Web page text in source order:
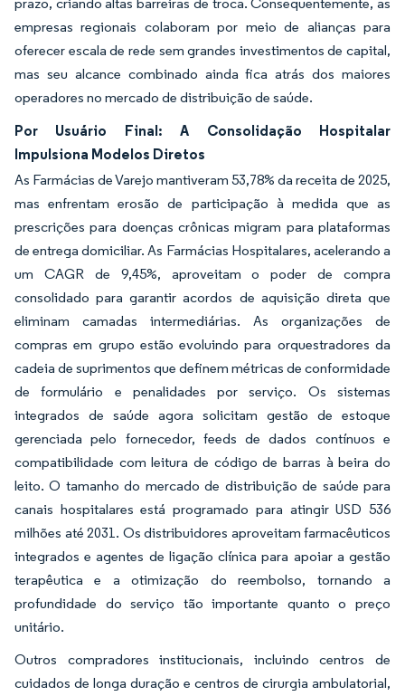
empresas regionais colaboram por meio de alianças para
oferecer escala de rede sem grandes investimentos de capital,
mas seu alcance combinado ainda fica atrás dos maiores
operadores no mercado de distribuição de saúde.
Por Usuário Final: A Consolidação Hospitalar
Impulsiona Modelos Diretos
As Farmácias de Varejo mantiveram 53,78% da receita de 2025,
mas enfrentam erosão de participação à medida que as
prescrições para doenças crônicas migram para plataformas
de entrega domiciliar. As Farmácias Hospitalares, acelerando a
um CAGR de 9,45%, aproveitam o poder de compra
consolidado para garantir acordos de aquisição direta que
eliminam camadas intermediárias. As organizações de
compras em grupo estão evoluindo para orquestradores da
cadeia de suprimentos que definem métricas de conformidade
de formulário e penalidades por serviço. Os sistemas
integrados de saúde agora solicitam gestão de estoque
gerenciada pelo fornecedor, feeds de dados contínuos e
compatibilidade com leitura de código de barras à beira do
leito. O tamanho do mercado de distribuição de saúde para
canais hospitalares está programado para atingir USD 536
milhões até 2031. Os distribuidores aproveitam farmacêuticos
integrados e agentes de ligação clínica para apoiar a gestão
terapêutica e a otimização do reembolso, tornando a
profundidade do serviço tão importante quanto o preço
unitário.
Outros compradores institucionais, incluindo centros de
cuidados de longa duração e centros de cirurgia ambulatorial,